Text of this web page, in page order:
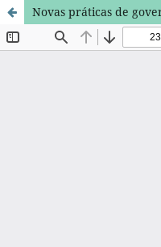
Novas práticas de